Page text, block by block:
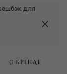
для
О БРЕНДЕ